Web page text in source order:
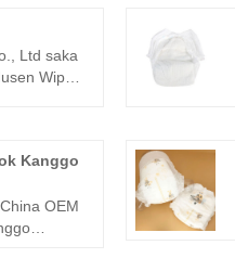
Ltd saka
Wipes
Kanggo
OEM